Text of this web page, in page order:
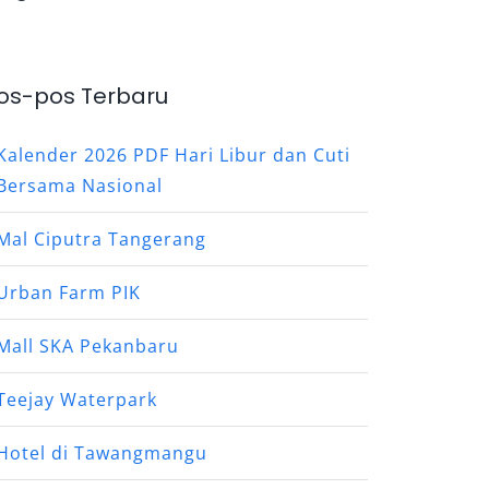
pos Terbaru
2026 PDF Hari Libur dan Cuti
Nasional
Ciputra Tangerang
Farm PIK
SKA Pekanbaru
Waterpark
di Tawangmangu